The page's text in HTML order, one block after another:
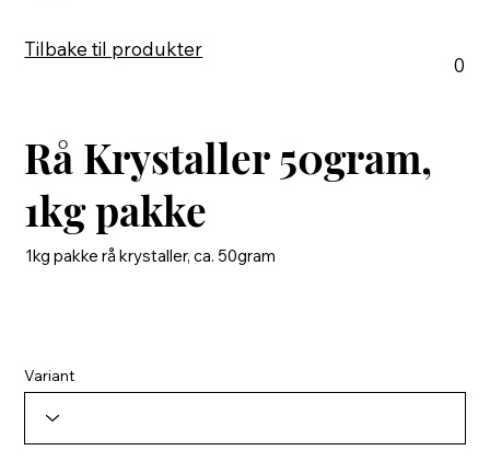
Tilbake til produkter
0
Rå Krystaller 50gram,
1kg pakke
1kg pakke rå krystaller, ca. 50gram
Variant